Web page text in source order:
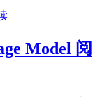
Model 阅